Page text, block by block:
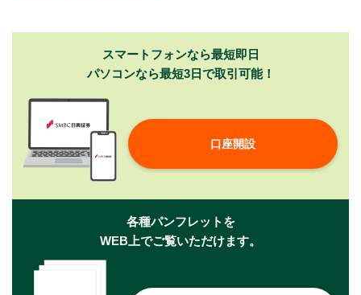
スマートフォンなら最短即日
パソコンなら最短3日で取引可能！
口座開設
各種パンフレットを
WEB上でご覧いただけます。